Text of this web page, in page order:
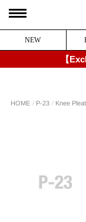
NEW
【
HOME P-23 Knee